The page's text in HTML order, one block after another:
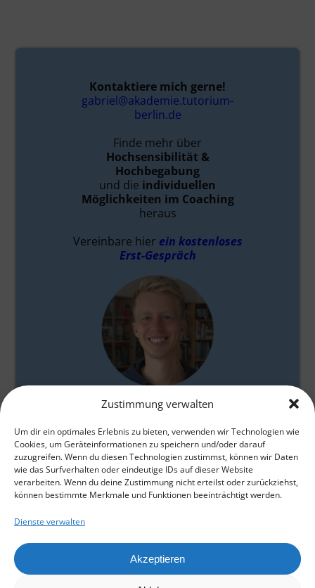
Zustimmung verwalten
Um dir ein optimales Erlebnis zu bieten, verwenden wir Technologien wie
Cookies, um Geräteinformationen zu speichern und/oder darauf
zuzugreifen. Wenn du diesen Technologien zustimmst, können wir Daten
wie das Surfverhalten oder eindeutige IDs auf dieser Website
verarbeiten. Wenn du deine Zustimmung nicht erteilst oder zurückziehst,
können bestimmte Merkmale und Funktionen beeinträchtigt werden.
Dienste verwalten
Akzeptieren
Kontaktiere mich gerne!
gabriel@akademie.tutorium-
berlin.de
Finde mehr über
Hochsensibilität &
Hochbegabung
und die individuellen
Möglichkeiten im Coaching
heraus
Vereinbare hier ein kostenloses
Erst-Gespräch
Gabriel Baumgarten
Datenschutz